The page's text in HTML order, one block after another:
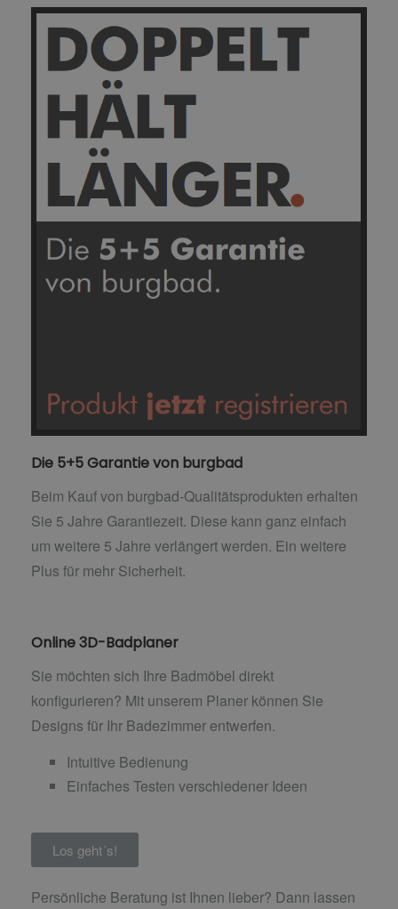
Die 5+5 Garantie von burgbad
Beim Kauf von burgbad-Qualitätsprodukten erhalten
Sie 5 Jahre Garantiezeit. Diese kann ganz einfach
um weitere 5 Jahre verlängert werden. Ein weitere
Plus für mehr Sicherheit.
Online 3D-Badplaner
Sie möchten sich Ihre Badmöbel direkt
konfigurieren? Mit unserem Planer können Sie
Designs für Ihr Badezimmer entwerfen.
Intuitive Bedienung
Einfaches Testen verschiedener Ideen
Los geht´s!
Persönliche Beratung ist Ihnen lieber? Dann lassen